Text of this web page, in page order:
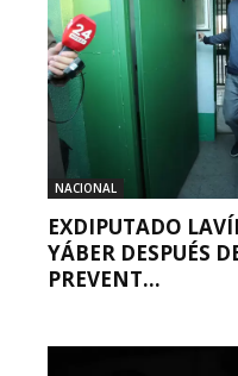
NACIONAL
EXDIPUTADO
YÁBER DESPUÉS
PREVENT...